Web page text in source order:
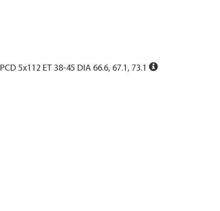
PCD 5x112 ET 38-45 DIA 66.6, 67.1, 73.1